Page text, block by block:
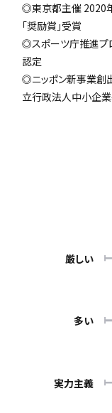
◎東京都主催 2020
「奨励賞」受賞
◎スポーツ庁推進プ
認定
◎ニッポン新事業創
立行政法人中小企業
厳しい
多い
実力主義